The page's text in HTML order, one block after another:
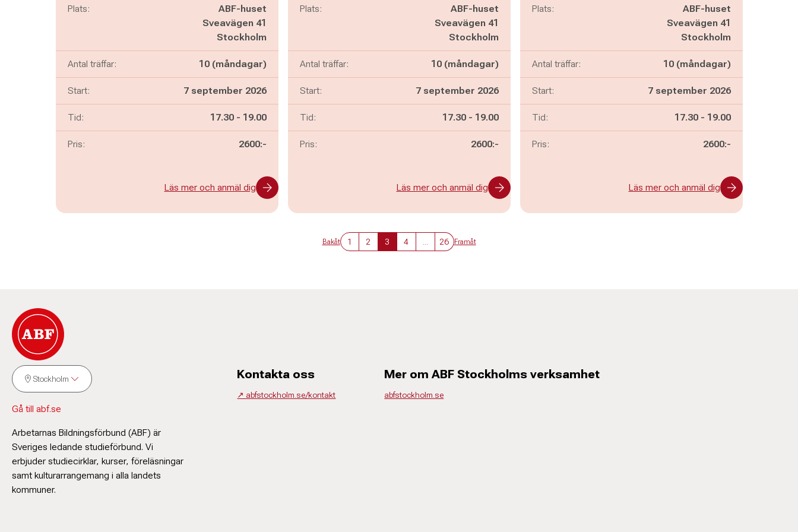
Plats:
ABF-huset
Sveavägen 41
Stockholm
Antal träffar: 10 (måndagar)
Start: 7 september 2026
Tid: Pågår mellan
17.30 - och
19.00
Pris: 2600:-
Läs mer och anmäl dig
Plats:
ABF-huset
Sveavägen 41
Stockholm
Antal träffar: 10 (måndagar)
Start: 7 september 2026
Tid: Pågår mellan
17.30 - och
19.00
Pris: 2600:-
Läs mer och anmäl dig
Plats:
ABF-huset
Sveavägen 41
Stockholm
Antal träffar: 10 (måndagar)
Start: 7 september 2026
Tid: Pågår mellan
17.30 - och
19.00
Pris: 2600:-
Läs mer och anmäl dig
Bakåt 1 2 3 4 26 Framåt
Stockholm
Gå till abf.se
Arbetarnas Bildningsförbund (ABF) är
Sveriges ledande studieförbund. Vi
erbjuder studiecirklar, kurser, föreläsningar
samt kulturarrangemang i alla landets
kommuner.
Kontakta oss
↗️ abfstockholm.se/kontakt
Mer om ABF Stockholms verksamhet
abfstockholm.se